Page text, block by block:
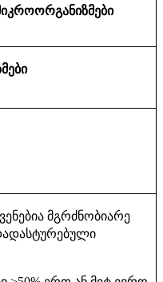
მგრძნობიარე